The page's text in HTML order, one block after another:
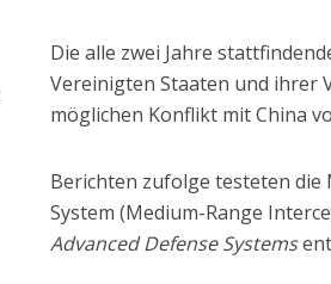
Die alle zwei Jahre
Vereinigten Staaten und ihrer
möglichen Konflikt mit China
Berichten zufolge testeten die
System (Medium-Range
Advanced Defense Systems